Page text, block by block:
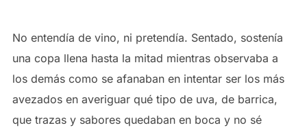
No entendía de vino, ni pretendía. Sentado, sostenía
una copa llena hasta la mitad mientras observaba a
los demás como se afanaban en intentar ser los más
avezados en averiguar qué tipo de uva, de barrica,
que trazas y sabores quedaban en boca y no sé